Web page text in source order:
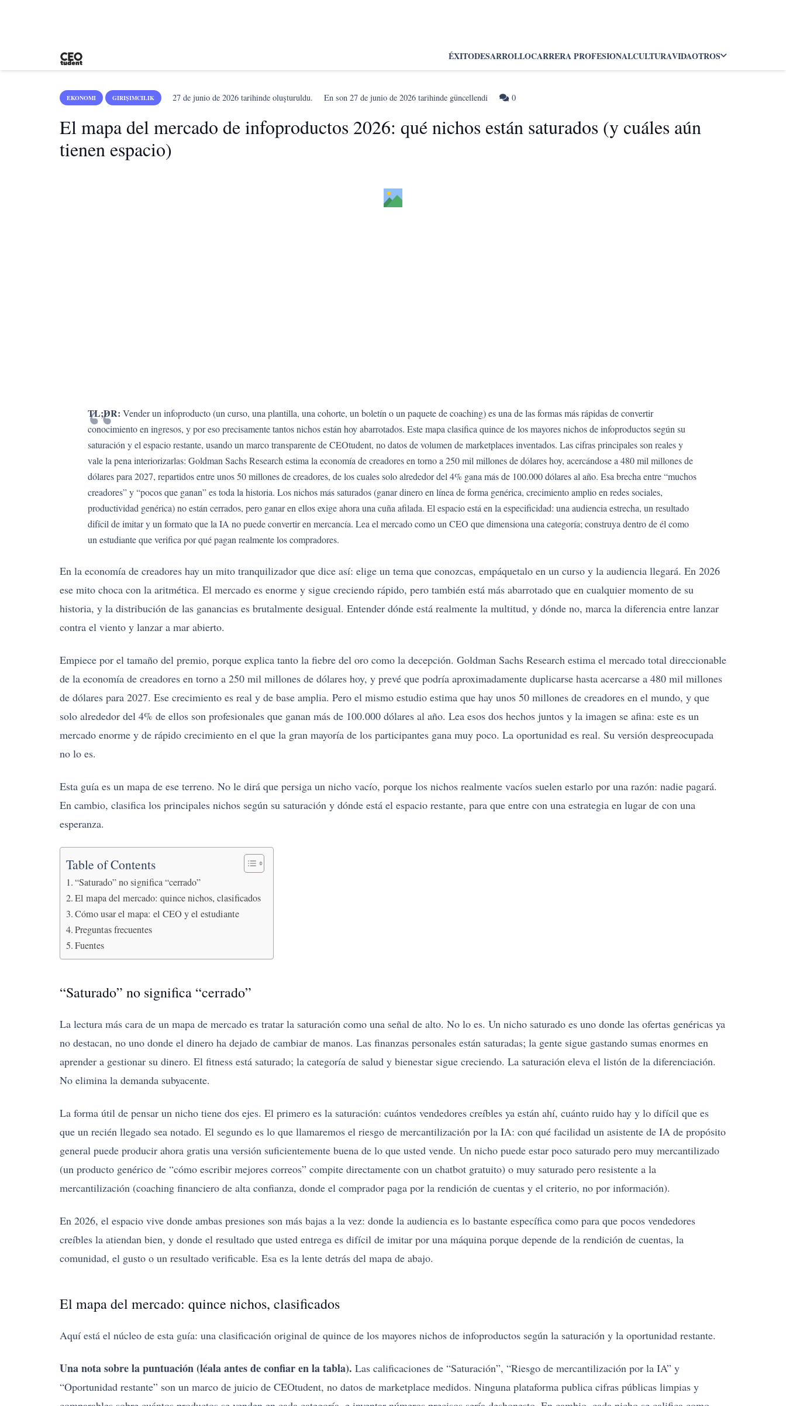
ÉXITODESARROLLOCARRERA PROFESIONALCULTURAVIDAOTROS
EKONOMI GIRIŞIMCILIK 27 de junio de 2026 tarihinde oluşturuldu. En son27 de junio de 2026 tarihinde güncellendi 0
El mapa del mercado de infoproductos 2026: qué nichos están saturados (y cuáles aún
tienen espacio)
TL;DR: Vender un infoproducto (un curso, una plantilla, una cohorte, un boletín o un paquete de coaching) es una de las formas más rápidas de convertir
conocimiento en ingresos, y por eso precisamente tantos nichos están hoy abarrotados. Este mapa clasifica quince de los mayores nichos de infoproductos según su
saturación y el espacio restante, usando un marco transparente de CEOtudent, no datos de volumen de marketplaces inventados. Las cifras principales son reales y
vale la pena interiorizarlas: Goldman Sachs Research estima la economía de creadores en torno a 250 mil millones de dólares hoy, acercándose a 480 mil millones de
dólares para 2027, repartidos entre unos 50 millones de creadores, de los cuales solo alrededor del 4% gana más de 100.000 dólares al año. Esa brecha entre “muchos
creadores” y “pocos que ganan” es toda la historia. Los nichos más saturados (ganar dinero en línea de forma genérica, crecimiento amplio en redes sociales,
productividad genérica) no están cerrados, pero ganar en ellos exige ahora una cuña afilada. El espacio está en la especificidad: una audiencia estrecha, un resultado
difícil de imitar y un formato que la IA no puede convertir en mercancía. Lea el mercado como un CEO que dimensiona una categoría; construya dentro de él como
un estudiante que verifica por qué pagan realmente los compradores.
En la economía de creadores hay un mito tranquilizador que dice así: elige un tema que conozcas, empáquetalo en un curso y la audiencia llegará. En 2026
ese mito choca con la aritmética. El mercado es enorme y sigue creciendo rápido, pero también está más abarrotado que en cualquier momento de su
historia, y la distribución de las ganancias es brutalmente desigual. Entender dónde está realmente la multitud, y dónde no, marca la diferencia entre lanzar
contra el viento y lanzar a mar abierto.
Empiece por el tamaño del premio, porque explica tanto la fiebre del oro como la decepción. Goldman Sachs Research estima el mercado total direccionable
de la economía de creadores en torno a 250 mil millones de dólares hoy, y prevé que podría aproximadamente duplicarse hasta acercarse a 480 mil millones
de dólares para 2027. Ese crecimiento es real y de base amplia. Pero el mismo estudio estima que hay unos 50 millones de creadores en el mundo, y que
solo alrededor del 4% de ellos son profesionales que ganan más de 100.000 dólares al año. Lea esos dos hechos juntos y la imagen se afina: este es un
mercado enorme y de rápido crecimiento en el que la gran mayoría de los participantes gana muy poco. La oportunidad es real. Su versión despreocupada
no lo es.
Esta guía es un mapa de ese terreno. No le dirá que persiga un nicho vacío, porque los nichos realmente vacíos suelen estarlo por una razón: nadie pagará.
En cambio, clasifica los principales nichos según su saturación y dónde está el espacio restante, para que entre con una estrategia en lugar de con una
esperanza.
Table of Contents
“Saturado” no significa “cerrado”
El mapa del mercado: quince nichos, clasificados
Cómo usar el mapa: el CEO y el estudiante
Preguntas frecuentes
Fuentes
“Saturado” no significa “cerrado”
La lectura más cara de un mapa de mercado es tratar la saturación como una señal de alto. No lo es. Un nicho saturado es uno donde las ofertas genéricas ya
no destacan, no uno donde el dinero ha dejado de cambiar de manos. Las finanzas personales están saturadas; la gente sigue gastando sumas enormes en
aprender a gestionar su dinero. El fitness está saturado; la categoría de salud y bienestar sigue creciendo. La saturación eleva el listón de la diferenciación.
No elimina la demanda subyacente.
La forma útil de pensar un nicho tiene dos ejes. El primero es la saturación: cuántos vendedores creíbles ya están ahí, cuánto ruido hay y lo difícil que es
que un recién llegado sea notado. El segundo es lo que llamaremos el riesgo de mercantilización por la IA: con qué facilidad un asistente de IA de propósito
general puede producir ahora gratis una versión suficientemente buena de lo que usted vende. Un nicho puede estar poco saturado pero muy mercantilizado
(un producto genérico de “cómo escribir mejores correos” compite directamente con un chatbot gratuito) o muy saturado pero resistente a la
mercantilización (coaching financiero de alta confianza, donde el comprador paga por la rendición de cuentas y el criterio, no por información).
En 2026, el espacio vive donde ambas presiones son más bajas a la vez: donde la audiencia es lo bastante específica como para que pocos vendedores
creíbles la atiendan bien, y donde el resultado que usted entrega es difícil de imitar por una máquina porque depende de la rendición de cuentas, la
comunidad, el gusto o un resultado verificable. Esa es la lente detrás del mapa de abajo.
El mapa del mercado: quince nichos, clasificados
Aquí está el núcleo de esta guía: una clasificación original de quince de los mayores nichos de infoproductos según la saturación y la oportunidad restante.
Una nota sobre la puntuación (léala antes de confiar en la tabla). Las calificaciones de “Saturación”, “Riesgo de mercantilización por la IA” y
“Oportunidad restante” son un marco de juicio de CEOtudent, no datos de marketplace medidos. Ninguna plataforma publica cifras públicas limpias y